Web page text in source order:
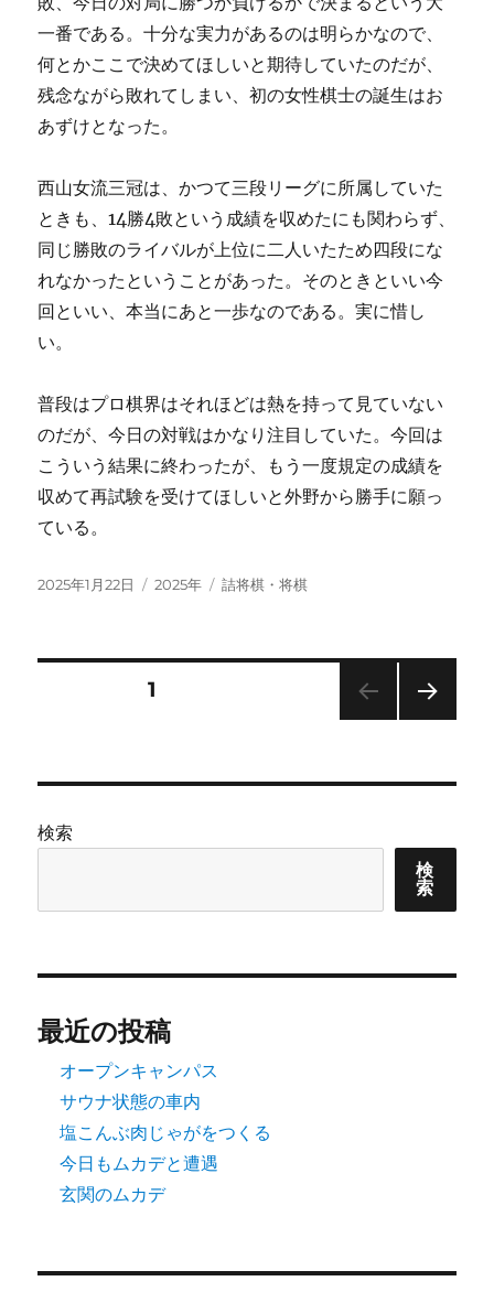
一番である。十分な実力があるのは明らかなので、
何とかここで決めてほしいと期待していたのだが、
残念ながら敗れてしまい、初の女性棋士の誕生はお
あずけとなった。
西山女流三冠は、かつて三段リーグに所属していた
ときも、14勝4敗という成績を収めたにも関わらず、
同じ勝敗のライバルが上位に二人いたため四段にな
れなかったということがあった。そのときといい今
回といい、本当にあと一歩なのである。実に惜し
い。
普段はプロ棋界はそれほどは熱を持って見ていない
のだが、今日の対戦はかなり注目していた。今回は
こういう結果に終わったが、もう一度規定の成績を
収めて再試験を受けてほしいと外野から勝手に願っ
ている。
投
2025年1月22日
カ
2025年
タ
詰将棋・将棋
の
ペ
ー
送
り
固定ページ1
検索
検
索
最近の投稿
オープンキャンパス
サウナ状態の車内
塩こんぶ肉じゃがをつくる
今日もムカデと遭遇
玄関のムカデ